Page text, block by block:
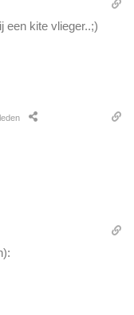
een kite vlieger..;)